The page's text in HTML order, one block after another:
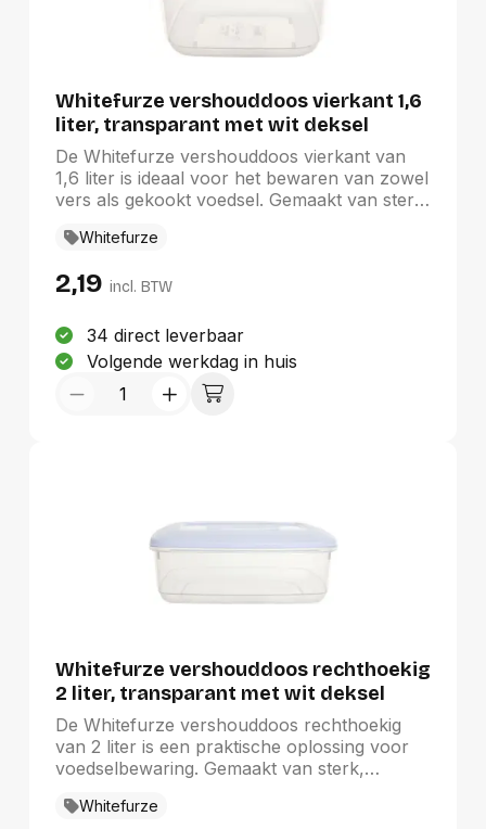
Whitefurze vershouddoos vierkant 1,6
liter, transparant met wit deksel
De Whitefurze vershouddoos vierkant van
1,6 liter is ideaal voor het bewaren van zowel
vers als gekookt voedsel. Gemaakt van sterk,
BPA-vrij en hermetisch afsluitbaar, wat
Geschikt voor de diepvries, magnetron,
veelzijdige doos gemak met functionaliteit.
Het stijlvolle witte deksel voegt een elegante
touch toe aan uw keukenopslag.
Whitefurze
2,19 incl. BTW
34 direct leverbaar
Volgende werkdag in huis
Whitefurze vershouddoos rechthoekig
2 liter, transparant met wit deksel
De Whitefurze vershouddoos rechthoekig
van 2 liter is een praktische oplossing voor
voedselbewaring. Gemaakt van sterk,
BPA-vrij en veilig voor zowel vers als
Whitefurze